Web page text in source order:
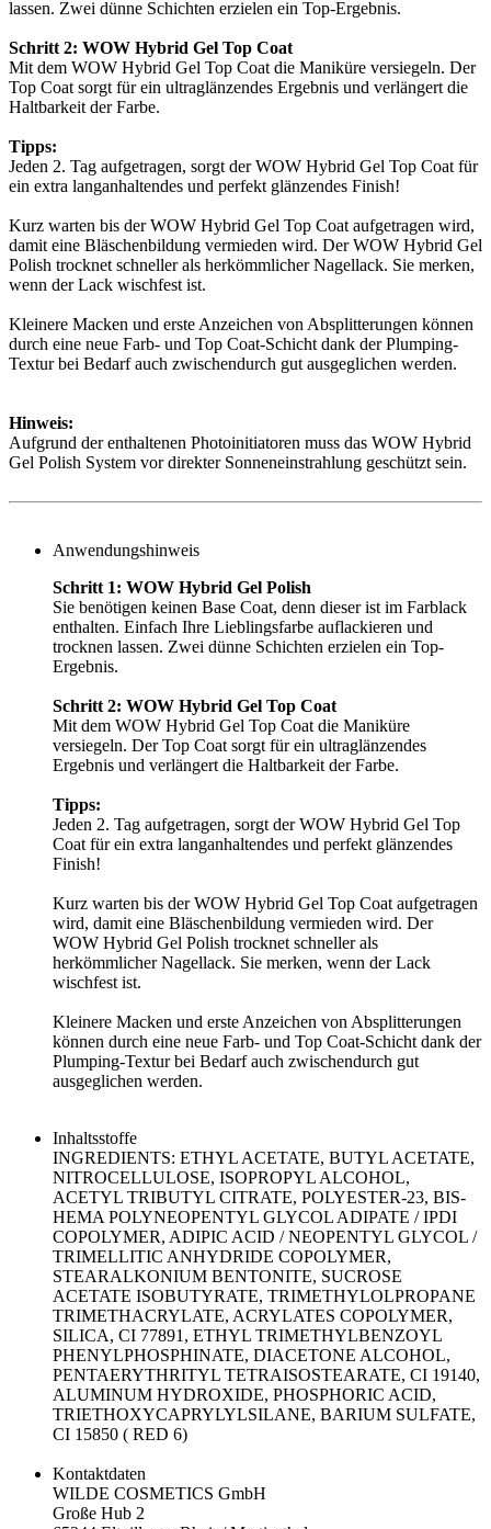
lassen. Zwei dünne Schichten erzielen ein Top-Ergebnis.
Schritt 2: WOW Hybrid Gel Top Coat
Mit dem WOW Hybrid Gel Top Coat die Maniküre versiegeln. Der
Top Coat sorgt für ein ultraglänzendes Ergebnis und verlängert die
Haltbarkeit der Farbe.
Tipps:
Jeden 2. Tag aufgetragen, sorgt der WOW Hybrid Gel Top Coat für
ein extra langanhaltendes und perfekt glänzendes Finish!
Kurz warten bis der WOW Hybrid Gel Top Coat aufgetragen wird,
damit eine Bläschenbildung vermieden wird. Der WOW Hybrid Gel
Polish trocknet schneller als herkömmlicher Nagellack. Sie merken,
wenn der Lack wischfest ist.
Kleinere Macken und erste Anzeichen von Absplitterungen können
durch eine neue Farb- und Top Coat-Schicht dank der Plumping-
Textur bei Bedarf auch zwischendurch gut ausgeglichen werden.
Hinweis:
Aufgrund der enthaltenen Photoinitiatoren muss das WOW Hybrid
Gel Polish System vor direkter Sonneneinstrahlung geschützt sein.
Anwendungshinweis
Schritt 1: WOW Hybrid Gel Polish
Sie benötigen keinen Base Coat, denn dieser ist im Farblack
enthalten. Einfach Ihre Lieblingsfarbe auflackieren und
trocknen lassen. Zwei dünne Schichten erzielen ein Top-
Ergebnis.
Schritt 2: WOW Hybrid Gel Top Coat
Mit dem WOW Hybrid Gel Top Coat die Maniküre
versiegeln. Der Top Coat sorgt für ein ultraglänzendes
Ergebnis und verlängert die Haltbarkeit der Farbe.
Tipps:
Jeden 2. Tag aufgetragen, sorgt der WOW Hybrid Gel Top
Coat für ein extra langanhaltendes und perfekt glänzendes
Finish!
Kurz warten bis der WOW Hybrid Gel Top Coat aufgetragen
wird, damit eine Bläschenbildung vermieden wird. Der
WOW Hybrid Gel Polish trocknet schneller als
herkömmlicher Nagellack. Sie merken, wenn der Lack
wischfest ist.
Kleinere Macken und erste Anzeichen von Absplitterungen
können durch eine neue Farb- und Top Coat-Schicht dank der
Plumping-Textur bei Bedarf auch zwischendurch gut
ausgeglichen werden.
Inhaltsstoffe
INGREDIENTS: ETHYL ACETATE, BUTYL ACETATE,
NITROCELLULOSE, ISOPROPYL ALCOHOL,
ACETYL TRIBUTYL CITRATE, POLYESTER-23, BIS-
HEMA POLYNEOPENTYL GLYCOL ADIPATE / IPDI
COPOLYMER, ADIPIC ACID / NEOPENTYL GLYCOL /
TRIMELLITIC ANHYDRIDE COPOLYMER,
STEARALKONIUM BENTONITE, SUCROSE
ACETATE ISOBUTYRATE, TRIMETHYLOLPROPANE
TRIMETHACRYLATE, ACRYLATES COPOLYMER,
SILICA, CI 77891, ETHYL TRIMETHYLBENZOYL
PHENYLPHOSPHINATE, DIACETONE ALCOHOL,
PENTAERYTHRITYL TETRAISOSTEARATE, CI 19140,
ALUMINUM HYDROXIDE, PHOSPHORIC ACID,
TRIETHOXYCAPRYLYLSILANE, BARIUM SULFATE,
CI 15850 ( RED 6)
Kontaktdaten
WILDE COSMETICS GmbH
Große Hub 2